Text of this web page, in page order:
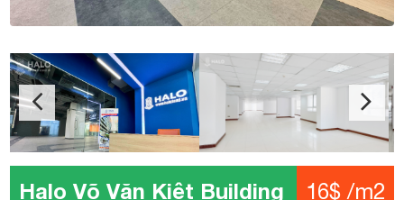
Halo Võ Văn Kiệt Building 16$ /m2